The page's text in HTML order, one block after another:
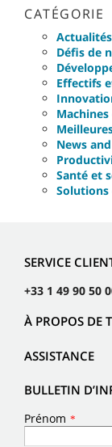
CATÉGORIE
Défis de
Effectifs
News
Santé et
Solutions
SERVICE
+33 1 49 90 50
À PROPOS DE
ASSISTANCE
BULLETIN